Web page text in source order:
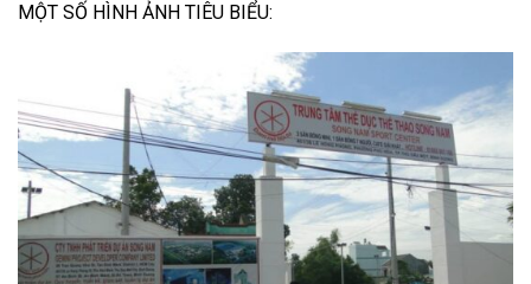
MỘT SỐ HÌNH ẢNH TIÊU BIỂU: